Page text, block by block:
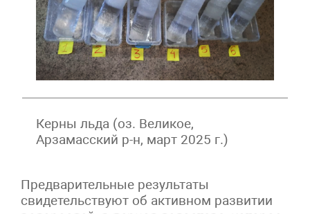
Керны льда (оз. Великое,
Арзамасский р-н, март 2025 г.)
Предварительные результаты
свидетельствуют об активном развитии